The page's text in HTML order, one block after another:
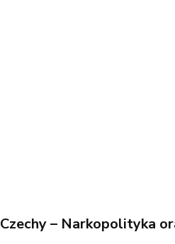
Czechy – Narkopolityka